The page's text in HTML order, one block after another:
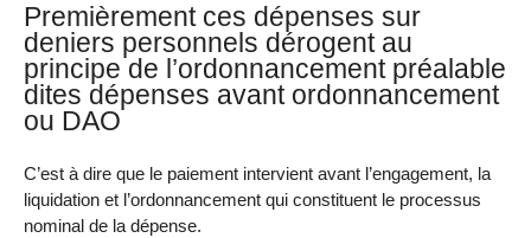
Premièrement ces dépenses sur
deniers personnels dérogent au
principe de l’ordonnancement préalable
dites dépenses avant ordonnancement
ou DAO
C’est à dire que le paiement intervient avant l’engagement, la
liquidation et l’ordonnancement qui constituent le processus
nominal de la dépense.